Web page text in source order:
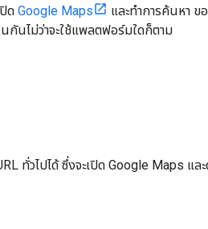
ด Google Maps
และทำการค้นหา ข
กันไม่ว่าจะใช้แพลตฟอร์มใดก็ตาม
ทั่วไปได้ ซึ่งจะเปิด Google Maps และ